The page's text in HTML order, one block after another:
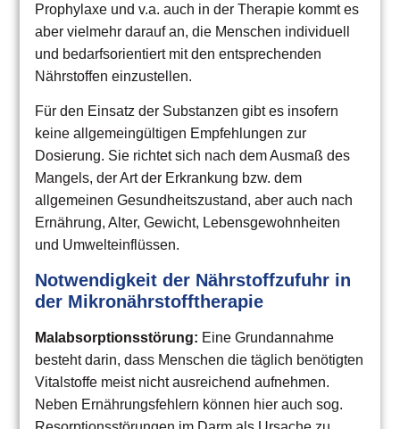
Prophylaxe und v.a. auch in der Therapie kommt es
aber vielmehr darauf an, die Menschen individuell
und bedarfsorientiert mit den entsprechenden
Nährstoffen einzustellen.
Für den Einsatz der Substanzen gibt es insofern
keine allgemeingültigen Empfehlungen zur
Dosierung. Sie richtet sich nach dem Ausmaß des
Mangels, der Art der Erkrankung bzw. dem
allgemeinen Gesundheitszustand, aber auch nach
Ernährung, Alter, Gewicht, Lebensgewohnheiten
und Umwelteinflüssen.
Notwendigkeit der Nährstoffzufuhr in
der Mikronährstofftherapie
Malabsorptionsstörung: Eine Grundannahme
besteht darin, dass Menschen die täglich benötigten
Vitalstoffe meist nicht ausreichend aufnehmen.
Neben Ernährungsfehlern können hier auch sog.